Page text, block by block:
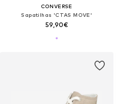
CONVERSE
Sapatilhas 'CTAS MOVE'
59,90€